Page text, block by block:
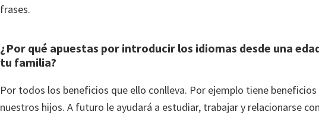
frases.
¿Por qué apuestas por introducir los idiomas desde una
tu familia?
Por todos los beneficios que ello conlleva. Por ejemplo tiene
nuestros hijos. A futuro le ayudará a estudiar, trabajar y relacionarse